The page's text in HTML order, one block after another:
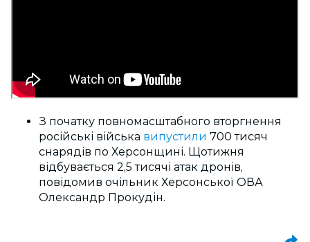
З початку повномасштабного вторгнення
російські війська випустили 700 тисяч
снарядів по Херсонщині. Щотижня
відбувається 2,5 тисячі атак дронів,
повідомив очільник Херсонської ОВА
Олександр Прокудін.